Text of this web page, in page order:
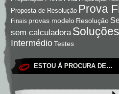
Proposta de Resolução Prova
Finais provas modelo Resolução
sem calculadora Soluções
IntermédioTestes
ESTOU À PROCURA DE…